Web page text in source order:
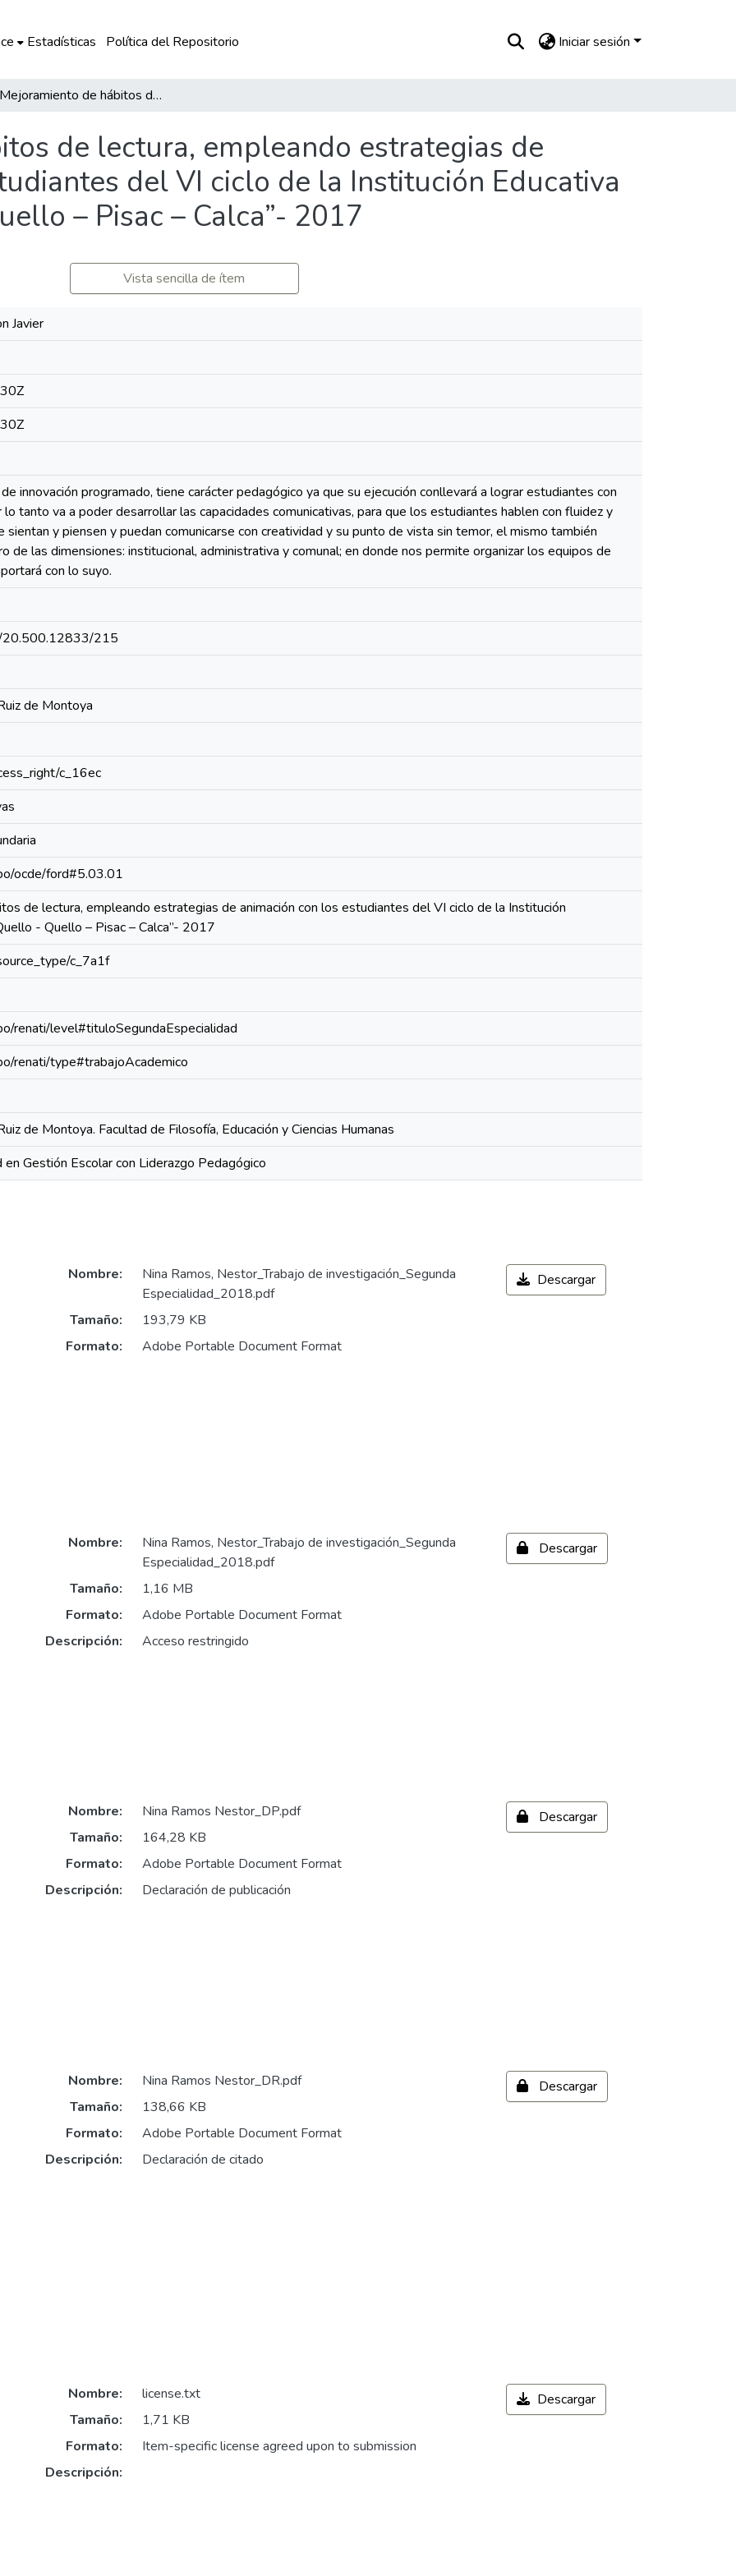
Estadísticas Política del Repositorio Iniciar sesión
Mejoramiento de hábitos de lectura, empleando estrategias de animación con los estudiantes del VI ciclo de la Institución Educativa Amauta – Quello - Quello – Pisac – Calca”- 2017
de lectura, empleando estrategias de
del VI ciclo de la Institución Educativa
– Pisac – Calca”- 2017
Vista sencilla de ítem
Javier
innovación programado, tiene carácter pedagógico ya que su ejecución conllevará a lograr estudiantes con
tanto va a poder desarrollar las capacidades comunicativas, para que los estudiantes hablen con fluidez y
sientan y piensen y puedan comunicarse con creatividad y su punto de vista sin temor, el mismo también
de las dimensiones: institucional, administrativa y comunal; en donde nos permite organizar los equipos de
con lo suyo.
20.500.12833/215
de Montoya
c_16ec
ocde/ford#5.03.01
de lectura, empleando estrategias de animación con los estudiantes del VI ciclo de la Institución
- Quello – Pisac – Calca”- 2017
c_7a1f
renati/level#tituloSegundaEspecialidad
renati/type#trabajoAcademico
de Montoya. Facultad de Filosofía, Educación y Ciencias Humanas
en Gestión Escolar con Liderazgo Pedagógico
Nombre:
Nina Ramos, Nestor_Trabajo de investigación_Segunda
Especialidad_2018.pdf
Tamaño:
193,79 KB
Formato:
Adobe Portable Document Format
Descargar
Nombre:
Nina Ramos, Nestor_Trabajo de investigación_Segunda
Especialidad_2018.pdf
Tamaño:
1,16 MB
Formato:
Adobe Portable Document Format
Descripción:
Acceso restringido
Descargar
Nombre:
Nina Ramos Nestor_DP.pdf
Tamaño:
164,28 KB
Formato:
Adobe Portable Document Format
Descripción:
Declaración de publicación
Descargar
Nombre:
Nina Ramos Nestor_DR.pdf
Tamaño:
138,66 KB
Formato:
Adobe Portable Document Format
Descripción:
Declaración de citado
Descargar
Nombre:
license.txt
Tamaño:
1,71 KB
Formato:
Item-specific license agreed upon to submission
Descripción:
Descargar